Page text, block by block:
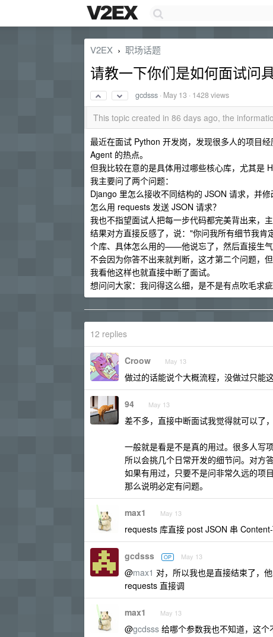
V2EX › 职场话题
请教一下你们是如何面试问
gcdsss · May 13 · 1428 views
This topic created in 86 days ago, the
最近在面试 Python 开发岗，发现很多人的项目
Agent 的热点。
但我比较在意的是具体用过哪些核心库，尤其是
我主要问了两个问题：
Django 里怎么接收不同结构的 JSON 请求，并修
怎么用 requests 发送 JSON 请求？
我也不指望面试人把每一步代码都完美背出来，
结果对方直接反感了，说："你问我所有细节我
个库、具体怎么用的——他说忘了，然后直接生
不会因为你答不出来就判断，这才第二个问题，
我看他这样也就直接中断了面试。
想问问大家：我问得这么细，是不是有点吹毛求疵
12 replies
Croow May 13
做过的话能说个大概流程，没做过只能
94 May 13
差不多，直接中断面试我觉得就可以了
一般就是看是不是真的用过。很多人写
所以会挑几个日常开发的细节问。对方
如果有用过，只要不是问非常久远的项
那么说明必定有问题。
max1 May 13
requests 库直接 post JSON 串
gcdsss OP May 13
@max1 对，所以我也是直接结束了，
requests 直接调
max1 May 13
@gcdsss 给哪个参数我也不知道，这